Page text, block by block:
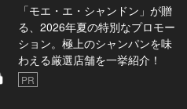
「モエ・エ・シャンドン」が贈
る、2026年夏の特別なプロモー
ション。極上のシャンパンを味
わえる厳選店舗を一挙紹介！
PR